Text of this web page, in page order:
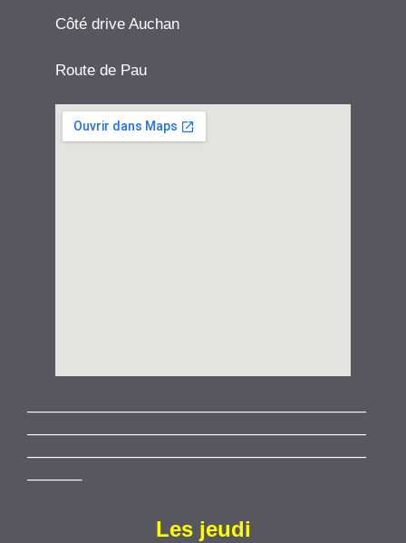
Côté drive Auchan
Route de Pau
——————————————————————
——————————————————————
——————————————————————
———–
Les jeudi